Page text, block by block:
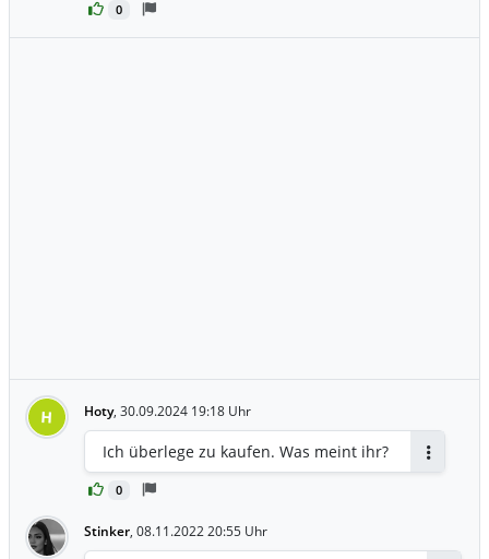
0
H Hoty, 30.09.2024 19:18 Uhr
0
Ich überlege zu kaufen. Was meint ihr?
Stinker, 08.11.2022 20:55 Uhr